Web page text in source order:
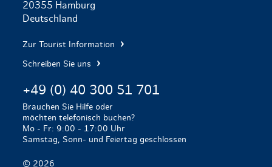
20355 Hamburg
Deutschland
Zur Tourist Information
Schreiben Sie uns
+49 (0) 40 300 51 701
Brauchen Sie Hilfe oder
möchten telefonisch buchen?
Mo - Fr: 9:00 - 17:00 Uhr
Samstag, Sonn- und Feiertag geschlossen
© 2026